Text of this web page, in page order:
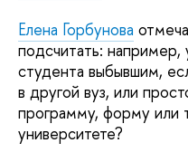
Елена Горбунова
подсчитать: например,
студента выбывшим,
в другой вуз, или
программу, форму или
университете?